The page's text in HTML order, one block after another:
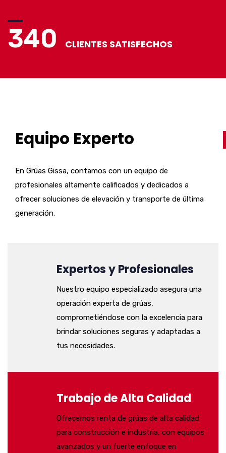
340
CLIENTES SATISFECHOS
Equipo Experto
En Grúas Gissa, contamos con un equipo de
profesionales altamente calificados y dedicados a
ofrecer soluciones de elevación y transporte de última
generación.
Expertos y Profesionales
Nuestro equipo especializado asegura una
operación experta de grúas,
comprometiéndose con la excelencia para
brindar soluciones seguras y adaptadas a
tus necesidades.
Trabajo de Alta Calidad
Ofrecemos renta de grúas de alta calidad
para construcción e industria, con equipos
avanzados y un fuerte enfoque en